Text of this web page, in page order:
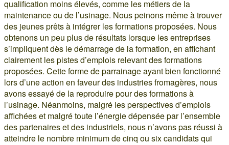
qualification moins élevés, comme les métiers de la
maintenance ou de l’usinage. Nous peinons même à trouver
des jeunes prêts à intégrer les formations proposées. Nous
obtenons un peu plus de résultats lorsque les entreprises
s’impliquent dès le démarrage de la formation, en affichant
clairement les pistes d’emplois relevant des formations
proposées. Cette forme de parrainage ayant bien fonctionné
lors d’une action en faveur des industries fromagères, nous
avons essayé de la reproduire pour des formations à
l’usinage. Néanmoins, malgré les perspectives d’emplois
affichées et malgré toute l’énergie dépensée par l’ensemble
des partenaires et des industriels, nous n’avons pas réussi à
atteindre le nombre minimum de cinq ou six candidats qui